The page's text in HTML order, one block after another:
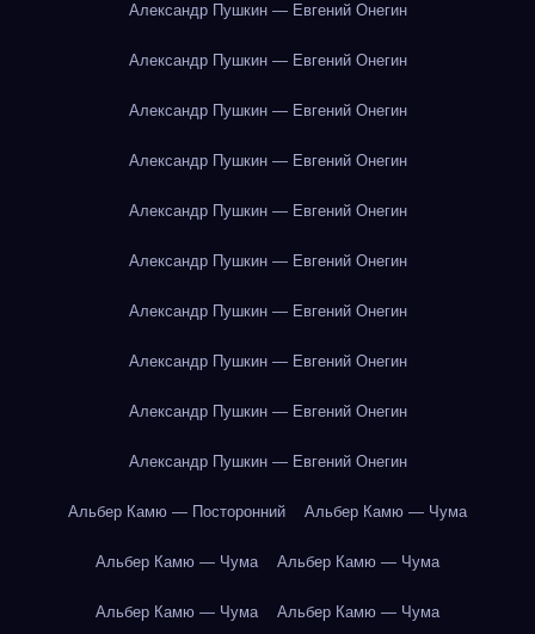
Александр Пушкин — Евгений Онегин
Александр Пушкин — Евгений Онегин
Александр Пушкин — Евгений Онегин
Александр Пушкин — Евгений Онегин
Александр Пушкин — Евгений Онегин
Александр Пушкин — Евгений Онегин
Александр Пушкин — Евгений Онегин
Александр Пушкин — Евгений Онегин
Александр Пушкин — Евгений Онегин
Александр Пушкин — Евгений Онегин
Альбер Камю — Посторонний Альбер Камю — Чума
Альбер Камю — Чума Альбер Камю — Чума
Альбер Камю — Чума Альбер Камю — Чума